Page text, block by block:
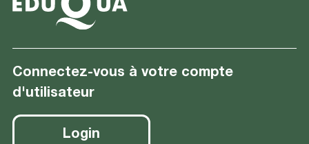
Connectez-vous à votre compte
d'utilisateur
Login